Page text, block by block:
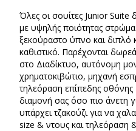
Όλες οι σουίτες Junior Suite
με υψηλής ποιότητας στρώμα
ξεκούραστο ύπνο και διπλό
καθιστικό. Παρέχονται
στο Διαδίκτυο, αυτόνομη
χρηματοκιβώτιο, μηχανή
τηλεόραση επίπεδης οθόνης
διαμονή σας όσο πιο άνετη
υπάρχει τζακούζι για να
size & ντους και τηλεόραση